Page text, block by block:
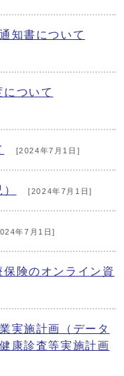
知書について
ついて
[2024年7月1日]
[2024年7月1日]
年7月1日]
険のオンライン資
実施計画（データ
康診査等実施計画